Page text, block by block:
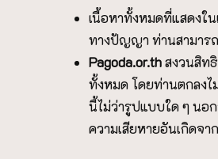
เนื้อหาทั้งหมดที่แสดงใ
ทางปัญญา ท่านสามารถ
Pagoda.or.thสงวนสิท
ทั้งหมด โดยท่านตกลงไ
นี้ไม่ว่ารูปแบบใด ๆ นอ
ความเสียหายอันเกิดจ